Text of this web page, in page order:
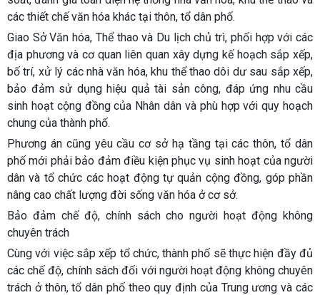
các thiết chế văn hóa khác tại thôn, tổ dân phố.
Giao Sở Văn hóa, Thể thao và Du lịch chủ trì, phối hợp với các
địa phương và cơ quan liên quan xây dựng kế hoạch sắp xếp,
bố trí, xử lý các nhà văn hóa, khu thể thao dôi dư sau sắp xếp,
bảo đảm sử dụng hiệu quả tài sản công, đáp ứng nhu cầu
sinh hoạt cộng đồng của Nhân dân và phù hợp với quy hoạch
chung của thành phố.
Phương án cũng yêu cầu cơ sở hạ tầng tại các thôn, tổ dân
phố mới phải bảo đảm điều kiện phục vụ sinh hoạt của người
dân và tổ chức các hoạt động tự quản cộng đồng, góp phần
nâng cao chất lượng đời sống văn hóa ở cơ sở.
Bảo đảm chế độ, chính sách cho người hoạt động không
chuyên trách
Cùng với việc sắp xếp tổ chức, thành phố sẽ thực hiện đầy đủ
các chế độ, chính sách đối với người hoạt động không chuyên
trách ở thôn, tổ dân phố theo quy định của Trung ương và các